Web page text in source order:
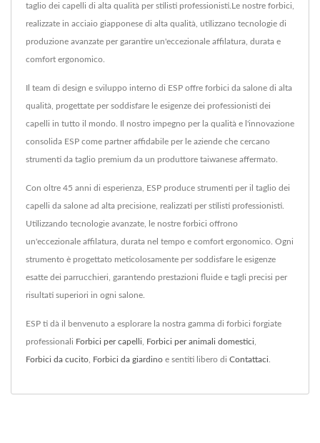
taglio dei capelli di alta qualità per stilisti professionisti.Le nostre forbici,
realizzate in acciaio giapponese di alta qualità, utilizzano tecnologie di
produzione avanzate per garantire un'eccezionale affilatura, durata e
comfort ergonomico.
Il team di design e sviluppo interno di ESP offre forbici da salone di alta
qualità, progettate per soddisfare le esigenze dei professionisti dei
capelli in tutto il mondo. Il nostro impegno per la qualità e l'innovazione
consolida ESP come partner affidabile per le aziende che cercano
strumenti da taglio premium da un produttore taiwanese affermato.
Con oltre 45 anni di esperienza, ESP produce strumenti per il taglio dei
capelli da salone ad alta precisione, realizzati per stilisti professionisti.
Utilizzando tecnologie avanzate, le nostre forbici offrono
un'eccezionale affilatura, durata nel tempo e comfort ergonomico. Ogni
strumento è progettato meticolosamente per soddisfare le esigenze
esatte dei parrucchieri, garantendo prestazioni fluide e tagli precisi per
risultati superiori in ogni salone.
ESP ti dà il benvenuto a esplorare la nostra gamma di forbici forgiate
professionali Forbici per capelli Forbici per animali domestici
Forbici da cucito Forbici da giardino e sentiti libero di Contattaci